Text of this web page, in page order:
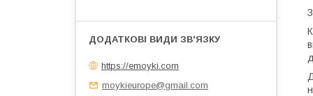
https://emoyki.com
moykieurope@gmail.com